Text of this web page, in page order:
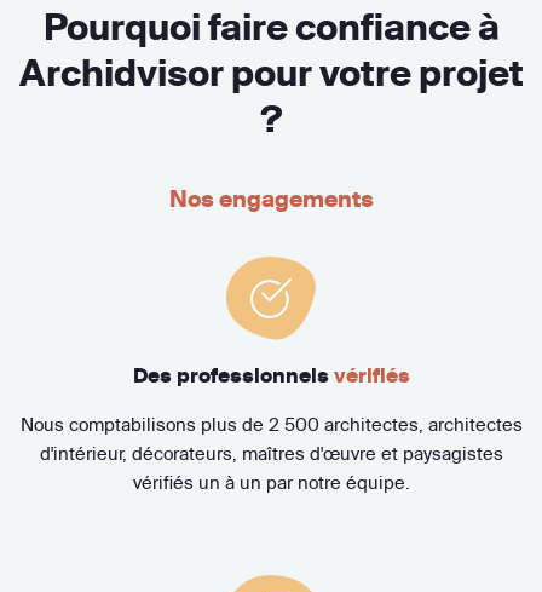
Pourquoi faire confiance à
Archidvisor pour votre projet
?
Nos engagements
Des professionnels vérifiés
Nous comptabilisons plus de 2 500 architectes, architectes
d'intérieur, décorateurs, maîtres d'œuvre et paysagistes
vérifiés un à un par notre équipe.